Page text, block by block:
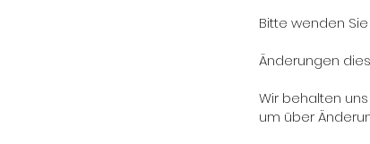
Bitte wenden
Änderungen
Wir behalten
um über